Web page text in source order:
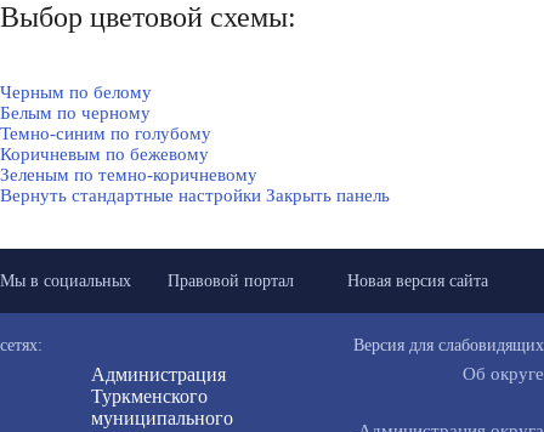
Выбор цветовой схемы:
Черным по белому
Белым по черному
Темно-синим по голубому
Коричневым по бежевому
Зеленым по темно-коричневому
Вернуть стандартные настройки Закрыть панель
Мы в социальных
сетях:
Правовой портал Новая версия сайта
Версия для слабовидящих
Администрация
Туркменского
муниципального
Об округе